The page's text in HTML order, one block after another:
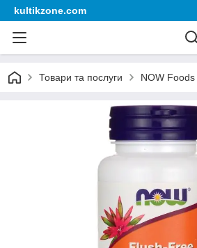
kultikzone.com
Товари та послуги NOW Foods